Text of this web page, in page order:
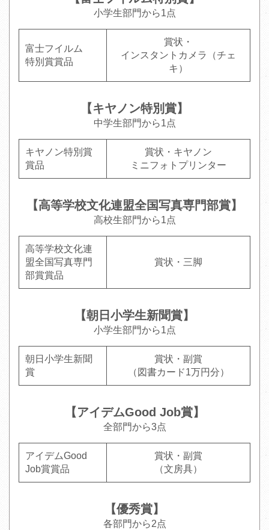
小学生部門から1点
富士フイルム
特別賞賞品
賞状・
インスタントカメラ（チェ
キ）
【キヤノン特別賞】
中学生部門から1点
キヤノン特別賞
賞品
賞状・キヤノン
ミニフォトプリンター
【高等学校文化連盟全国写真専門部賞】
高校生部門から1点
高等学校文化連
盟全国写真専門
部賞賞品
賞状・三脚
【朝日小学生新聞賞】
小学生部門から1点
朝日小学生新聞
賞
賞状・副賞
（図書カード1万円分）
【アイデムGood Job賞】
全部門から3点
アイデムGood
Job賞賞品
賞状・副賞
（文房具）
【優秀賞】
各部門から2点